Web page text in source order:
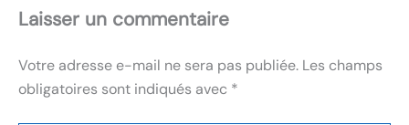
Laisser un commentaire
Votre adresse e-mail ne sera pas publiée. Les champs
obligatoires sont indiqués avec *